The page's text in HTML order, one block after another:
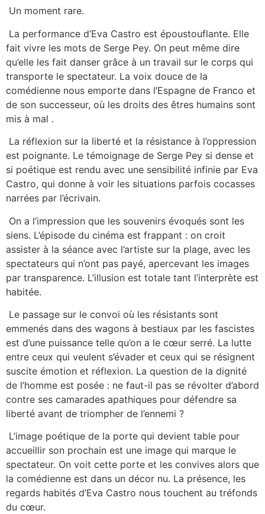
Un moment rare.
La performance d’Eva Castro est époustouflante. Elle
fait vivre les mots de Serge Pey. On peut même dire
qu’elle les fait danser grâce à un travail sur le corps qui
transporte le spectateur. La voix douce de la
comédienne nous emporte dans l’Espagne de Franco et
de son successeur, où les droits des êtres humains sont
mis à mal .
La réflexion sur la liberté et la résistance à l’oppression
est poignante. Le témoignage de Serge Pey si dense et
si poétique est rendu avec une sensibilité infinie par Eva
Castro, qui donne à voir les situations parfois cocasses
narrées par l’écrivain.
On a l’impression que les souvenirs évoqués sont les
siens. L’épisode du cinéma est frappant : on croit
assister à la séance avec l’artiste sur la plage, avec les
spectateurs qui n’ont pas payé, apercevant les images
par transparence. L’illusion est totale tant l’interprète est
habitée.
Le passage sur le convoi où les résistants sont
emmenés dans des wagons à bestiaux par les fascistes
est d’une puissance telle qu’on a le cœur serré. La lutte
entre ceux qui veulent s’évader et ceux qui se résignent
suscite émotion et réflexion. La question de la dignité
de l’homme est posée : ne faut-il pas se révolter d’abord
contre ses camarades apathiques pour défendre sa
liberté avant de triompher de l’ennemi ?
L’image poétique de la porte qui devient table pour
accueillir son prochain est une image qui marque le
spectateur. On voit cette porte et les convives alors que
la comédienne est dans un décor nu. La présence, les
regards habités d’Eva Castro nous touchent au tréfonds
du cœur.